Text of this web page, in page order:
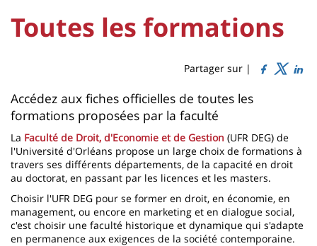
composantes
University
University
content
Titre
page
Toutes les formations
Partager sur |
Contenu
de
la
page
principale
Accédez aux fiches officielles de toutes les
formations proposées par la faculté
La Faculté de Droit, d'Economie et de Gestion (UFR DEG) de
l'Université d'Orléans propose un large choix de formations à
travers ses différents départements, de la capacité en droit
au doctorat, en passant par les licences et les masters.
Choisir l'UFR DEG pour se former en droit, en économie, en
management, ou encore en marketing et en dialogue social,
c'est choisir une faculté historique et dynamique qui s'adapte
en permanence aux exigences de la société contemporaine.